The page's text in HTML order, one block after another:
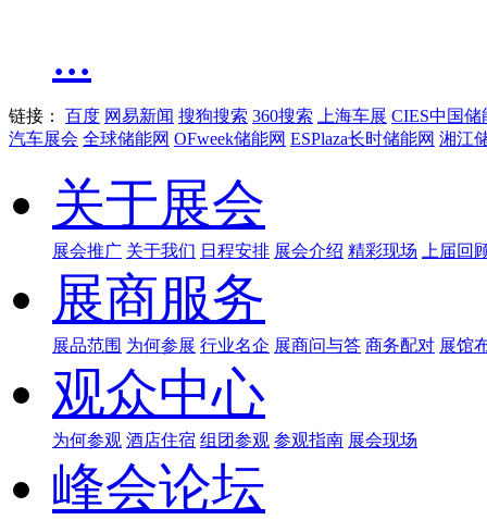
...
链接： 百度 网易新闻 搜狗搜索 360搜索 上海车展 CIES中国储
汽车展会 全球储能网 OFweek储能网 ESPlaza长时储能网 湘江
关于展会
展会推广 关于我们 日程安排 展会介绍 精彩现场 上届回
展商服务
展品范围 为何参展 行业名企 展商问与答 商务配对 展馆
观众中心
为何参观 酒店住宿 组团参观 参观指南 展会现场
峰会论坛